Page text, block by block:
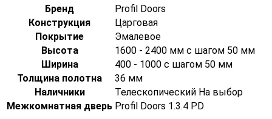
Бренд
Profil Doors
Конструкция
Царговая
Покрытие
Эмалевое
Высота
1600 - 2400 мм с шагом 50 мм
Ширина
400 - 1000 с шагом 50 мм
Толщина полотна
36 мм
Наличники
Телескопический На выбор
Межкомнатная дверь Profil Doors 1.3.4 PD